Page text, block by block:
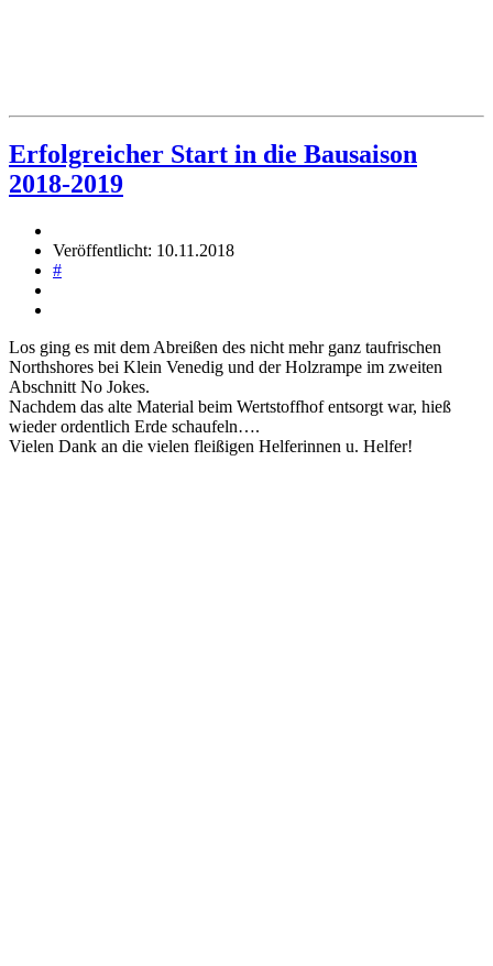
Erfolgreicher Start in die Bausaison
2018-2019
Veröffentlicht: 10.11.2018
#
Los ging es mit dem Abreißen des nicht mehr ganz taufrischen
Northshores bei Klein Venedig und der Holzrampe im zweiten
Abschnitt No Jokes.
Nachdem das alte Material beim Wertstoffhof entsorgt war, hieß
wieder ordentlich Erde schaufeln….
Vielen Dank an die vielen fleißigen Helferinnen u. Helfer!